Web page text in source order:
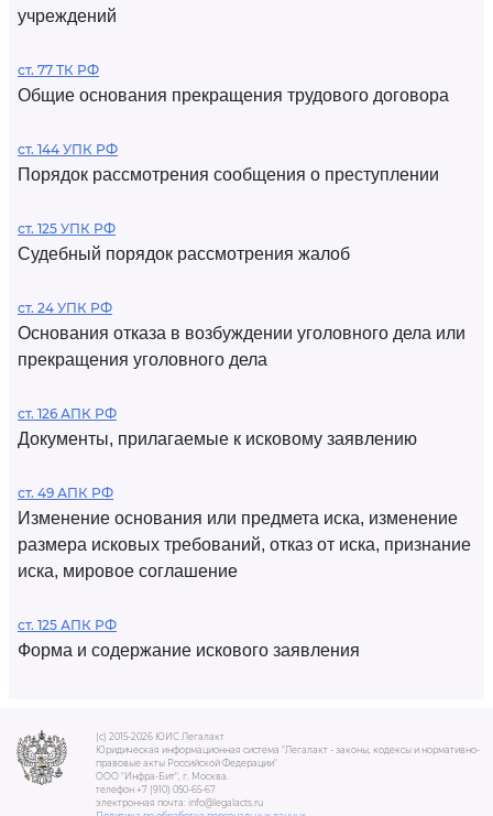
учреждений
ст. 77 ТК РФ
Общие основания прекращения трудового договора
ст. 144 УПК РФ
Порядок рассмотрения сообщения о преступлении
ст. 125 УПК РФ
Судебный порядок рассмотрения жалоб
ст. 24 УПК РФ
Основания отказа в возбуждении уголовного дела или
прекращения уголовного дела
ст. 126 АПК РФ
Документы, прилагаемые к исковому заявлению
ст. 49 АПК РФ
Изменение основания или предмета иска, изменение
размера исковых требований, отказ от иска, признание
иска, мировое соглашение
ст. 125 АПК РФ
Форма и содержание искового заявления
(c) 2015-2026 ЮИС Легалакт
Юридическая информационная система "Легалакт - законы, кодексы и нормативно-
правовые акты Российской Федерации"
ООО "Инфра-Бит", г. Москва.
телефон +7 (910) 050-65-67
электронная почта: info@legalacts.ru